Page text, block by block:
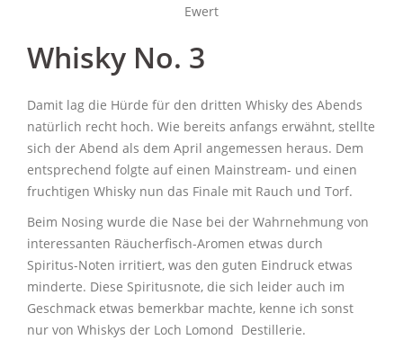
Ewert
Whisky No. 3
Damit lag die Hürde für den dritten Whisky des Abends
natürlich recht hoch. Wie bereits anfangs erwähnt, stellte
sich der Abend als dem April angemessen heraus. Dem
entsprechend folgte auf einen Mainstream- und einen
fruchtigen Whisky nun das Finale mit Rauch und Torf.
Beim Nosing wurde die Nase bei der Wahrnehmung von
interessanten Räucherfisch-Aromen etwas durch
Spiritus-Noten irritiert, was den guten Eindruck etwas
minderte. Diese Spiritusnote, die sich leider auch im
Geschmack etwas bemerkbar machte, kenne ich sonst
nur von Whiskys der Loch Lomond Destillerie.